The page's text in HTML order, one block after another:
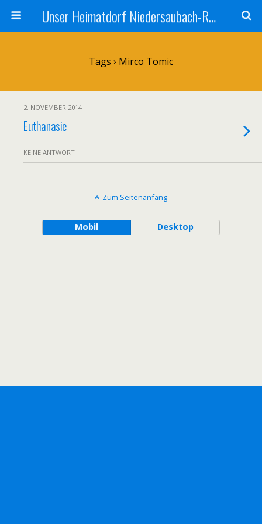
Unser Heimatdorf Niedersaubach-Rümmelbach
Tags › Mirco Tomic
2. NOVEMBER 2014
Euthanasie
KEINE ANTWORT
Zum Seitenanfang
Mobil Desktop